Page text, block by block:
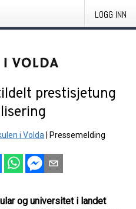
LOGG INN
prestisjetung
i Volda Pressemelding
og universitet i landet